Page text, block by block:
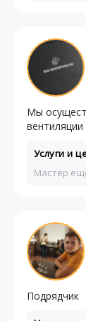
Мы
Услуги и
Мастер
Подрядчик